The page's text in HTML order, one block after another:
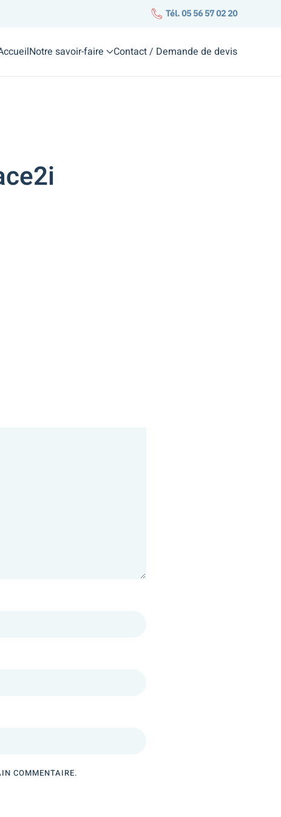
Tél. 05 56 57 02 20
Notre savoir-faire Contact / Demande de devis
COMMENTAIRE.